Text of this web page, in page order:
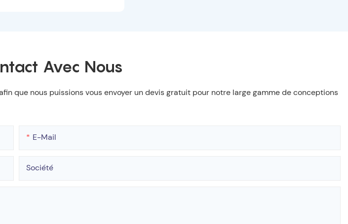
Avec Nous
que nous puissions vous envoyer un devis gratuit pour notre large gamme de conceptions
E-Mail
Société